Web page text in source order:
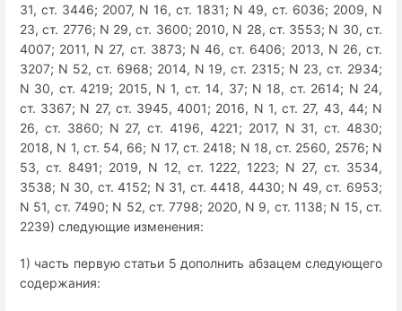
31, ст. 3446; 2007, N 16, ст. 1831; N 49, ст. 6036; 2009, N
23, ст. 2776; N 29, ст. 3600; 2010, N 28, ст. 3553; N 30, ст.
4007; 2011, N 27, ст. 3873; N 46, ст. 6406; 2013, N 26, ст.
3207; N 52, ст. 6968; 2014, N 19, ст. 2315; N 23, ст. 2934;
N 30, ст. 4219; 2015, N 1, ст. 14, 37; N 18, ст. 2614; N 24,
ст. 3367; N 27, ст. 3945, 4001; 2016, N 1, ст. 27, 43, 44; N
26, ст. 3860; N 27, ст. 4196, 4221; 2017, N 31, ст. 4830;
2018, N 1, ст. 54, 66; N 17, ст. 2418; N 18, ст. 2560, 2576; N
53, ст. 8491; 2019, N 12, ст. 1222, 1223; N 27, ст. 3534,
3538; N 30, ст. 4152; N 31, ст. 4418, 4430; N 49, ст. 6953;
N 51, ст. 7490; N 52, ст. 7798; 2020, N 9, ст. 1138; N 15, ст.
2239) следующие изменения:
1) часть первую статьи 5 дополнить абзацем следующего
содержания: